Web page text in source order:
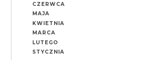
CZERWCA
MAJA
KWIETNIA
MARCA
LUTEGO
STYCZNIA